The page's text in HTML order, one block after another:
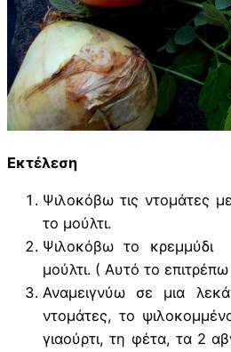
Εκτέλεση
Ψιλοκόβω τις ντομάτες
το μούλτι.
Ψιλοκόβω το κρεμμύδι
μούλτι. ( Αυτό το
Αναμειγνύω σε μια
ντομάτες, το
γιαούρτι, τη φέτα, τα 2